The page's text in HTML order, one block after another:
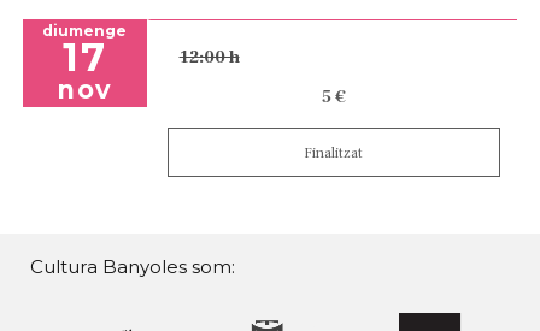
diumenge
17
nov
12:00 h
5 €
Finalitzat
Cultura Banyoles som: